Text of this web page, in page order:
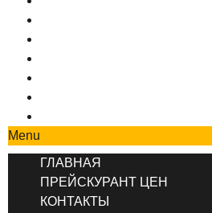
Menu
ГЛАВНАЯ
ПРЕЙСКУРАНТ ЦЕН
КОНТАКТЫ